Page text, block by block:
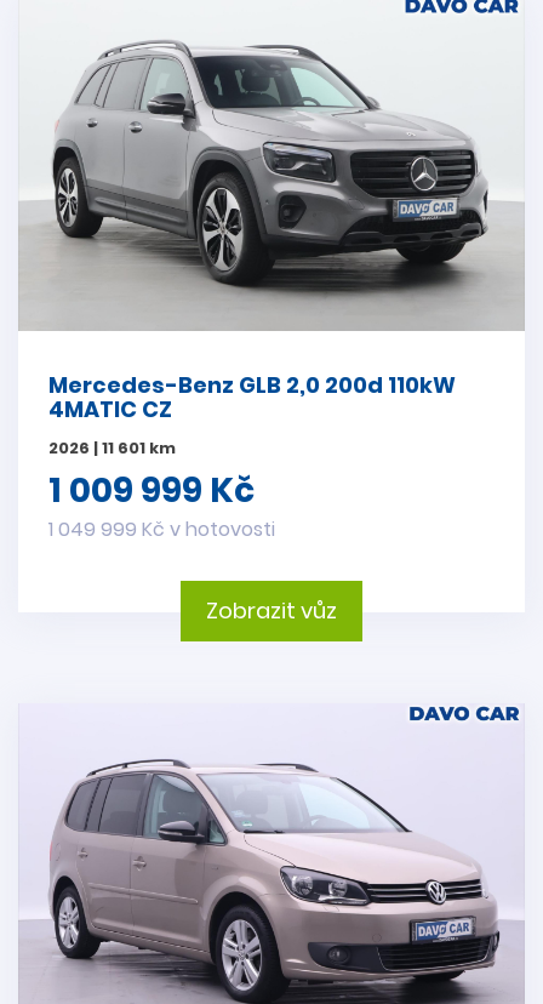
Mercedes-Benz GLB 2,0 200d 110kW
4MATIC CZ
2026 | 11 601 km
1 009 999 Kč
1 049 999 Kč v hotovosti
Zobrazit vůz